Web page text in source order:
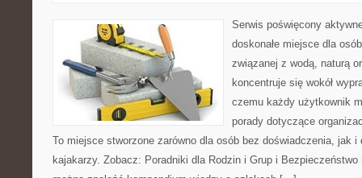
Serwis poświęcony
doskonałe miejsce dla
związanej z wodą, naturą
koncentruje się wokół
czemu każdy użytkownik
porady dotyczące
To miejsce stworzone zarówno dla osób bez doświadczenia, jak i
kajakarzy. Zobacz: Poradniki dla Rodzin i Grup i